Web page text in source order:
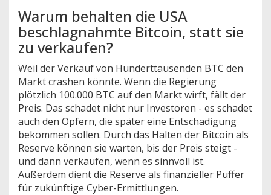
Warum behalten die USA
beschlagnahmte Bitcoin, statt sie
zu verkaufen?
Weil der Verkauf von Hunderttausenden BTC den
Markt crashen könnte. Wenn die Regierung
plötzlich 100.000 BTC auf den Markt wirft, fällt der
Preis. Das schadet nicht nur Investoren - es schadet
auch den Opfern, die später eine Entschädigung
bekommen sollen. Durch das Halten der Bitcoin als
Reserve können sie warten, bis der Preis steigt -
und dann verkaufen, wenn es sinnvoll ist.
Außerdem dient die Reserve als finanzieller Puffer
für zukünftige Cyber-Ermittlungen.